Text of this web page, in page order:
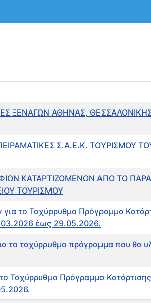
ΞΕΝΑΓΩΝ ΑΘΗΝΑΣ,
Σ.Α.Ε.Κ. ΤΟΥΡΙΣΜΟΥ
ΚΑΤΑΡΤΙΖΟΜΕΝΩΝ ΑΠΟ ΤΟ
ΤΟΥΡΙΣΜΟΥ
το Ταχύρρυθμο Πρόγραμμα
έως 29.05.2026.
το ταχύρρυθμο πρόγραμμα που θα
Ταχύρρυθμο Πρόγραμμα